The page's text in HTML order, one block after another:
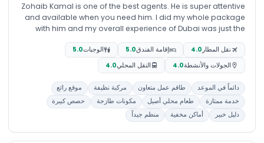
Zohaib Kamal is one of the best agents. He is super attentive
and available when you need him. I did my whole package
with him and my overall experience of Dubai was just the
نقل المطار 4.0 إقامة الفندق5.0 الوجبات5.0
الجولات والأنشطة4.0 النقل المحلي4.0
دائماً في الموعد طاقم عمل متعاون مركبة نظيفة
موقع رائع
خدمة ممتازة
طعام محلي أصيل مكونات طازجة
حصص كبيرة
دليل خبير
أماكن مخفية منظم جيداً